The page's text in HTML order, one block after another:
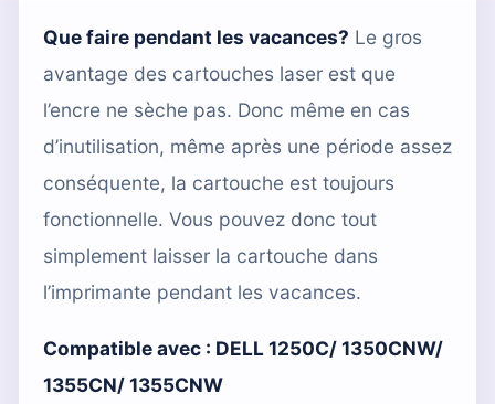
Que faire pendant les vacances? Le gros
avantage des cartouches laser est que
l’encre ne sèche pas. Donc même en cas
d’inutilisation, même après une période assez
conséquente, la cartouche est toujours
fonctionnelle. Vous pouvez donc tout
simplement laisser la cartouche dans
l’imprimante pendant les vacances.
Compatible avec : DELL 1250C/ 1350CNW/
1355CN/ 1355CNW